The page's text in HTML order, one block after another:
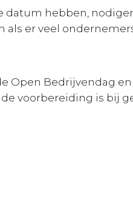
datum hebben,
als er veel
Open Bedrijvendag
voorbereiding is bij